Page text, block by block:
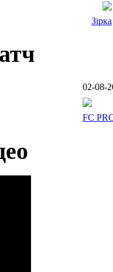
Зірка
02-08-
FC